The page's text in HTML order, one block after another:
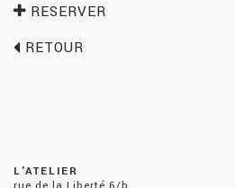
RESERVER
RETOUR
L'ATELIER